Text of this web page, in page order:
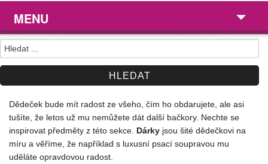
MENU
Dárky pro ...
Obchodní podmínky
Kontakt
Dědeček bude mít radost ze všeho, čím ho obdarujete, ale asi
tušíte, že letos už mu nemůžete dát další bačkory. Nechte se
inspirovat předměty z této sekce. Dárky jsou šité dědečkovi na
míru a věříme, že například s luxusní psací soupravou mu
uděláte opravdovou radost.